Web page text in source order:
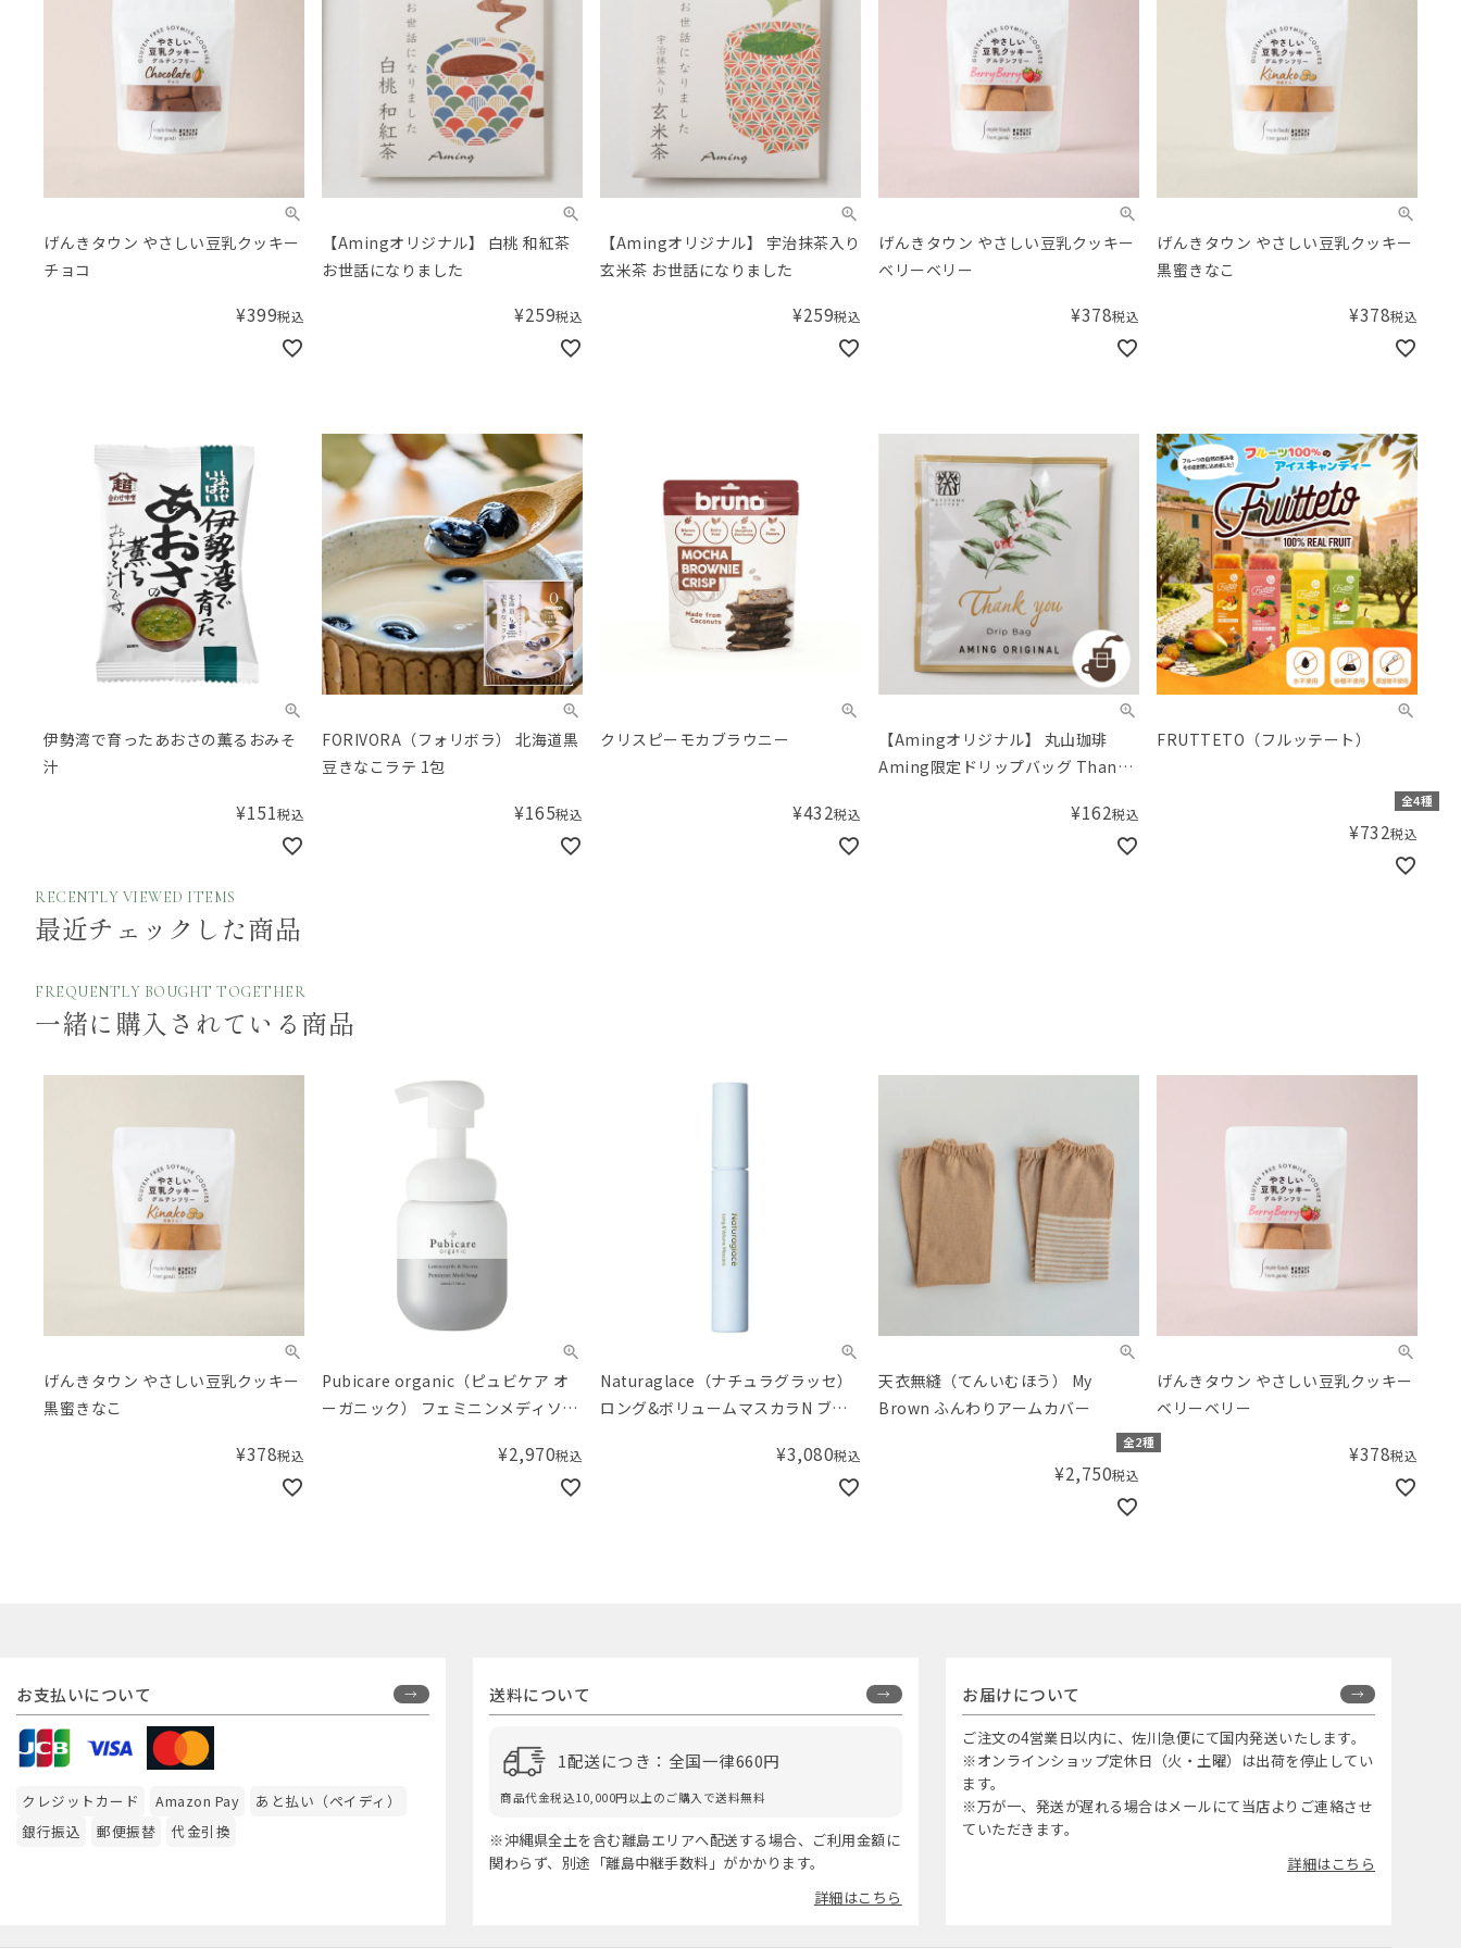
げんきタウン やさしい豆乳クッキー
チョコ
¥399税込
【Amingオリジナル】 白桃 和紅茶
お世話になりました
¥259税込
【Amingオリジナル】 宇治抹茶入り
玄米茶 お世話になりました
¥259税込
げんきタウン やさしい豆乳クッキー
ベリーベリー
¥378税込
げんきタウン やさしい豆乳クッキー
黒蜜きなこ
¥378税込
伊勢湾で育ったあおさの薫るおみそ
汁
¥151税込
FORIVORA（フォリボラ） 北海道黒
豆きなこラテ 1包
¥165税込
クリスピーモカブラウニー
¥432税込
【Amingオリジナル】 丸山珈琲
Aming限定ドリップバッグ Thank
¥162税込
FRUTTETO（フルッテート）
全4種
¥732税込
RECENTLY VIEWED ITEMS
最近チェックした商品
FREQUENTLY BOUGHT TOGETHER
一緒に購入されている商品
げんきタウン やさしい豆乳クッキー
黒蜜きなこ
¥378税込
Pubicare organic（ピュビケア オ
ーガニック） フェミニンメディソー
¥2,970税込
Naturaglace（ナチュラグラッセ）
ロング&ボリュームマスカラN ブラ
¥3,080税込
天衣無縫（てんいむほう） My
Brown ふんわりアームカバー
全2種
¥2,750税込
げんきタウン やさしい豆乳クッキー
ベリーベリー
¥378税込
お支払いについて
クレジットカード Amazon Pay
あと払い（ペイディ）
銀行振込
郵便振替 代金引換
送料について
1配送につき：全国一律660円
商品代金税込10,000円以上のご購入で送料無料
※沖縄県全土を含む離島エリアへ配送する場合、ご利用金額に
関わらず、別途「離島中継手数料」がかかります。
詳細はこちら
お届けについて
ご注文の4営業日以内に、佐川急便にて国内発送いたします。
※オンラインショップ定休日（火・土曜）は出荷を停止してい
ます。
※万が一、発送が遅れる場合はメールにて当店よりご連絡させ
ていただきます。
詳細はこちら